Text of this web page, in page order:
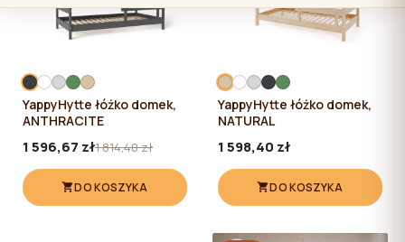
YappyHytte łóżko domek,
ANTHRACITE
1 596,67 zł1 814,40 zł
DO KOSZYKA
YappyHytte łóżko domek,
NATURAL
1 598,40 zł
DO KOSZYKA
pliki cookie, klikając przycisk "Akceptuj wszystko" lub
odrzucić je, klikając przycisk "Odrzuć wszystko". Jeśli
na stronie internetowej przechowywane są techniczne
pliki cookie niezbędne do działania witryny, których